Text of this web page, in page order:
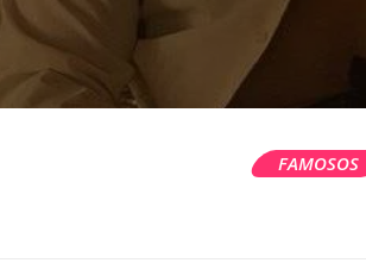
FAMOSOS